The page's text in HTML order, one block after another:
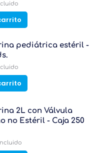
la
pediátrica estéril -
2L con Válvula
no Estéril - Caja 250